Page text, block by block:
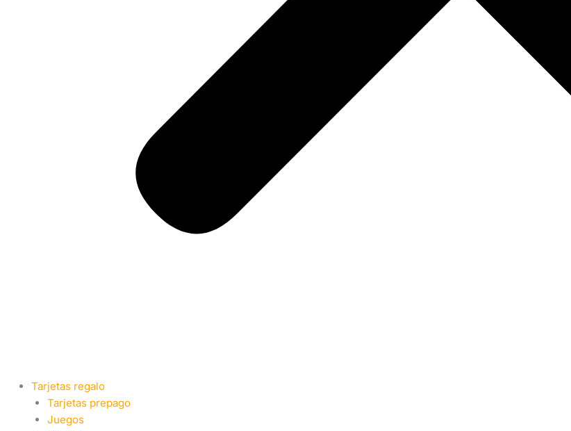
Tarjetas regalo
Tarjetas prepago
Juegos